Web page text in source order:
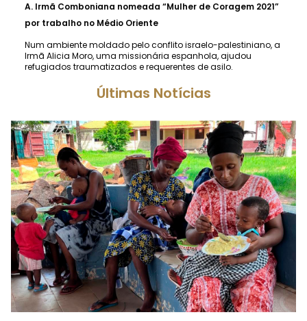
A. Irmã Comboniana nomeada “Mulher de Coragem 2021”
por trabalho no Médio Oriente
Num ambiente moldado pelo conflito israelo-palestiniano, a
Irmã Alicia Moro, uma missionária espanhola, ajudou
refugiados traumatizados e requerentes de asilo.
Últimas Notícias